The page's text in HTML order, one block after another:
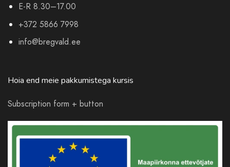
E-R 8.30–17.00
+372 5866 7998
info@bregvald.ee
Hoia end meie pakkumistega kursis
Subscription form + button